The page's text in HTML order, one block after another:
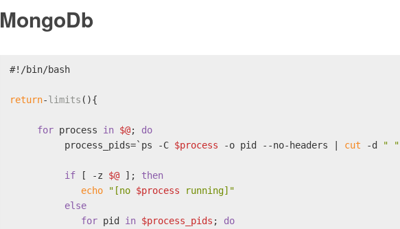
MongoDb
#!/bin/bash
return-limits (){
for process in $@; do
          process_pids=`ps -C
$process -o pid --no-headers | cut -d " "
if [ -z $@ ]; then
echo
"[no $process running]"
else
for pid in $process_pids ; do